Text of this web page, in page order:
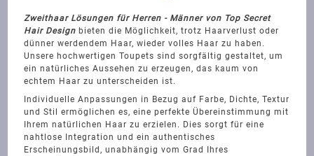
Zweithaar Lösungen für Herren - Männer von Top Secret
Hair Designbieten die Möglichkeit, trotz Haarverlust oder
dünner werdendem Haar, wieder volles Haar zu haben.
Unsere hochwertigen Toupets sind sorgfältig gestaltet, um
ein natürliches Aussehen zu erzeugen, das kaum von
echtem Haar zu unterscheiden ist.
Individuelle Anpassungen in Bezug auf Farbe, Dichte, Textur
und Stil ermöglichen es, eine perfekte Übereinstimmung mit
Ihrem natürlichen Haar zu erzielen. Dies sorgt für eine
nahtlose Integration und ein authentisches
Erscheinungsbild, unabhängig vom Grad Ihres